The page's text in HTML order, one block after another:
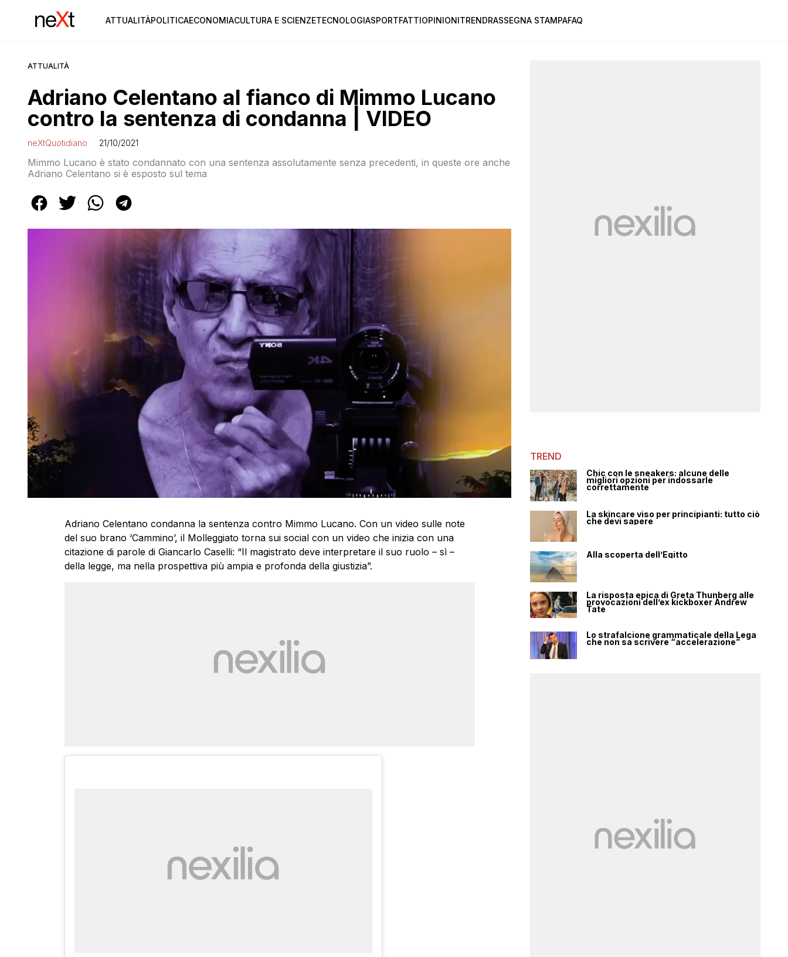
ATTUALITÀPOLITICAECONOMIACULTURA E SCIENZETECNOLOGIASPORTFATTIOPINIONITRENDRASSEGNA STAMPAFAQ
ATTUALITÀ
Adriano Celentano al fianco di Mimmo Lucano
contro la sentenza di condanna | VIDEO
neXtQuotidiano 21/10/2021
Mimmo Lucano è stato condannato con una sentenza assolutamente senza precedenti, in queste ore anche
Adriano Celentano si è esposto sul tema
Adriano Celentano condanna la sentenza contro Mimmo Lucano. Con un video sulle note
del suo brano ‘Cammino’, il Molleggiato torna sui social con un video che inizia con una
citazione di parole di Giancarlo Caselli: “Il magistrato deve interpretare il suo ruolo – sì –
della legge, ma nella prospettiva più ampia e profonda della giustizia”.
TREND
Chic con le sneakers: alcune delle
migliori opzioni per indossarle
correttamente
La skincare viso per principianti: tutto ciò
che devi sapere
Alla scoperta dell’Egitto
La risposta epica di Greta Thunberg alle
provocazioni dell’ex kickboxer Andrew
Tate
Lo strafalcione grammaticale della Lega
che non sa scrivere “accelerazione”